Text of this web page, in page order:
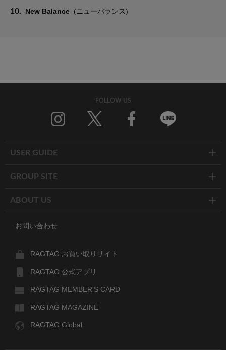
10. New Balance (ニューバランス)
FOLLOW US
USER GUIDE
GROUP SITE
ABOUT US
お問い合わせ
RAGTAG お買い取りサイト
RAGTAG 公式アプリ
RAGTAG MEMBER'S CARD
RAGTAG MAGAZINE
RAGTAG Global